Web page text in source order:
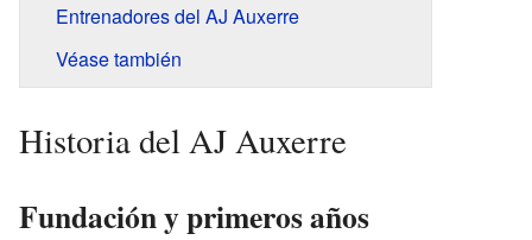
Entrenadores del AJ Auxerre
Véase también
Historia del AJ Auxerre
Fundación y primeros años